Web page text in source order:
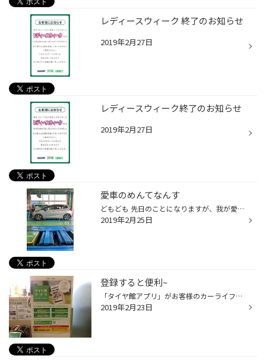
レディースウィーク 終了のお知らせ
2019年2月27日
レディースウィーク終了のお知らせ
2019年2月27日
愛車のめんてなんす
どもども 先日のことになりますが、我が愛車フィットの足回りを交換いたしました！！ 6万キロを迎え足もへたって来てるかなと思いTEINの車高調をいれることにして装着いたしました！ 写真は車高が下がった後のしかないですが、4センチほどダウンいたしました( ･´ｰ･｀)どやぁ 車高が下がった分カーブ...
2019年2月25日
登録すると便利~
「タイヤ館アプリ」がお客様のカーライフをサポートします。 新規ダウンロード＆お客様番号登録されたお客様に、「特別クーポン」をアプリでご提供！！！ お客様の、お車のメンテナンス履歴が、アプリでいつでも見られます(o^―^o) タイヤ館で愛車に実施したメンテナンスの履歴を、車両ごとに一覧で...
2019年2月23日